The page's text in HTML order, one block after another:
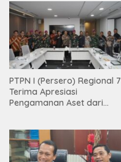
PTPN I (Persero) Regional 7
Terima Apresiasi
Pengamanan Aset dari